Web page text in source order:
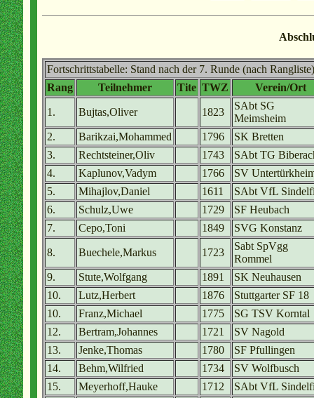
Fortschrittstabelle: Stand nach der 7. Runde (nach Rangliste)
Rang
Teilnehmer Tite TWZ Verein/Ort
1. Bujtas,Oliver 1823
SAbt SG
Meimsheim
2.
Barikzai,Mohammed 1796
SK Bretten
3.
Rechtsteiner,Oliv 1743
SAbt TG
4.
Kaplunov,Vadym 1766
SV
5.
Mihajlov,Daniel 1611
SAbt VfL
6.
Schulz,Uwe 1729
SF Heubach
7.
Cepo,Toni 1849 SVG Konstanz
8. Buechele,Markus 1723
Sabt SpVgg
Rommel
9.
Stute,Wolfgang 1891
SK Neuhausen
10.
Lutz,Herbert 1876
Stuttgarter SF 18
10.
Franz,Michael 1775
SG TSV Korntal
12.
Bertram,Johannes 1721
SV Nagold
13.
Jenke,Thomas 1780
SF Pfullingen
14.
Behm,Wilfried 1734
SV Wolfbusch
15.
Meyerhoff,Hauke 1712
SAbt VfL